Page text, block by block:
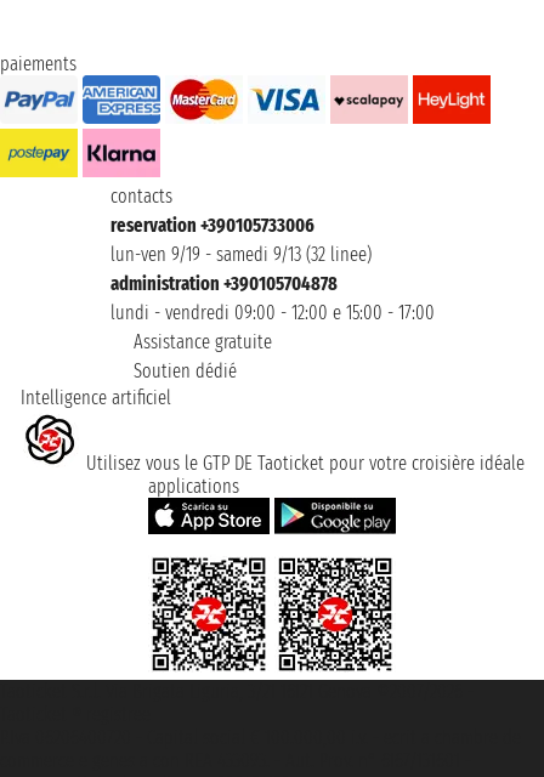
paiements
contacts
reservation +390105733006
lun-ven 9/19 - samedi 9/13 (32 linee)
administration +390105704878
lundi - vendredi 09:00 - 12:00 e 15:00 - 17:00
Assistance gratuite
Soutien dédié
Intelligence artificiel
Utilisez vous le GTP DE Taoticket pour votre croisière idéale
applications